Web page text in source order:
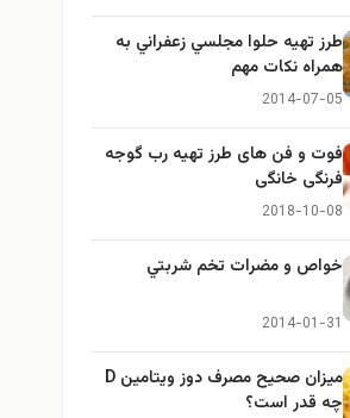
طرز تهيه حلوا مجلسي زعفراني به
همراه نكات مهم
2014-07-05
فوت و فن های طرز تهیه رب گوجه
فرنگی خانگی
2018-10-08
خواص و مضرات تخم شربتي
2014-01-31
میزان صحیح مصرف دوز ویتامین D
چه قدر است؟